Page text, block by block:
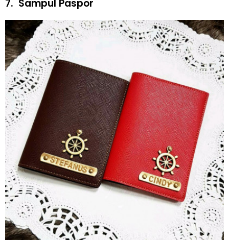
7. Sampul Paspor